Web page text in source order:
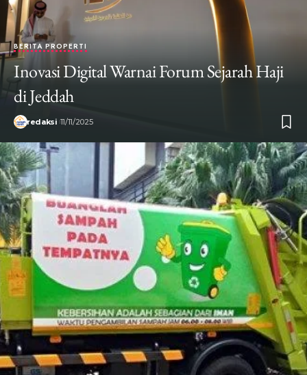
BERITA PROPERTI
Inovasi Digital Warnai Forum Sejarah Haji
di Jeddah
redaksi 11/11/2025